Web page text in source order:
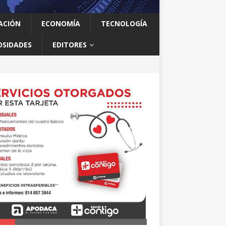
ECONOMÍA TECNOLOGÍA
EDITORES